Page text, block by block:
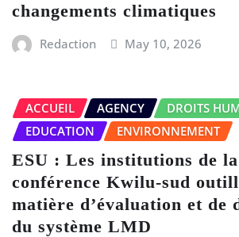
changements climatiques
Redaction May 10, 2026
ACCUEIL AGENCY
DROITS
EDUCATION
ENVIRONNEMENT
ESU : Les institutions de la
conférence Kwilu-sud
matière d’évaluation et de
du système LMD